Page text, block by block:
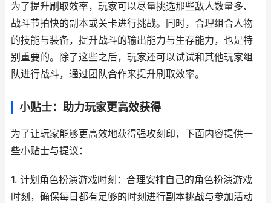
为了提升刷取效率，玩家可以尽量挑选那些敌人数量多、
战斗节拍快的副本或关卡进行挑战。同时，合理组合人物
的技能与装备，提升战斗的输出能力与生存能力，也是特
别重要的。除了这些之后，玩家还可以试试和其他玩家组
队进行战斗，通过团队合作来提升刷取效率。
小贴士：助力玩家更高效获得
为了让玩家能够更高效地获得强攻刻印，下面内容提供一
些小贴士与提议：
1. 计划角色扮演游戏时刻：合理安排自己的角色扮演游戏
时刻，确保每日都有足够的时刻进行副本挑战与参加活动